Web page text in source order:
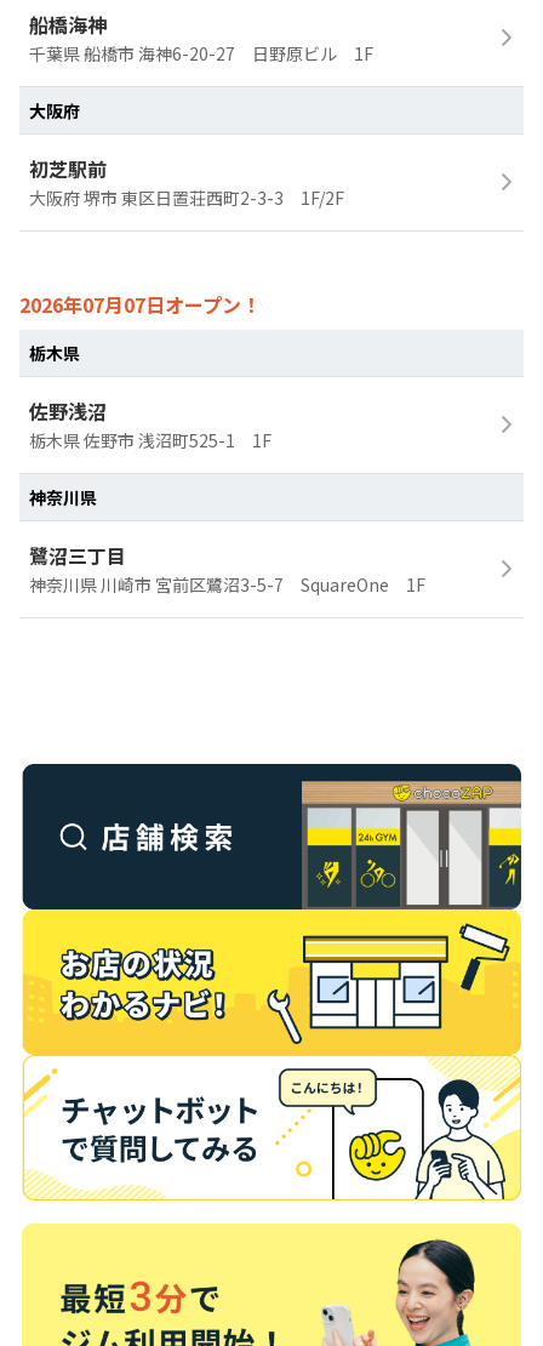
船橋海神
千葉県 船橋市 海神6-20-27 日野原ビル 1F
大阪府
初芝駅前
大阪府 堺市 東区日置荘西町2-3-3 1F/2F
2026年07月07日オープン！
栃木県
佐野浅沼
栃木県 佐野市 浅沼町525-1 1F
神奈川県
鷺沼三丁目
神奈川県 川崎市 宮前区鷺沼3-5-7 SquareOne 1F